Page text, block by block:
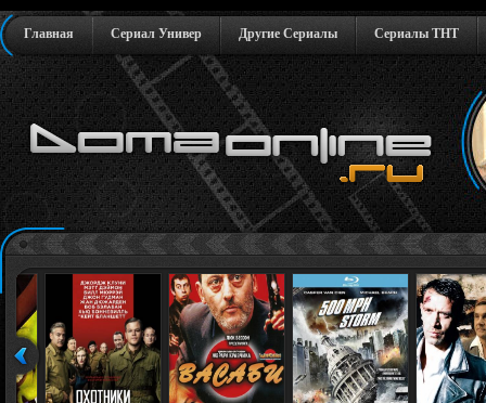
Главная Сериал Универ Другие Сериалы Сериалы ТНТ